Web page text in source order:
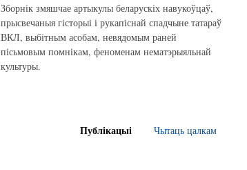
Зборнік змяшчае артыкулы беларускіх навукоўцаў,
прысвечаныя гісторыі і рукапіснай спадчыне татараў
ВКЛ, выбітным асобам, невядомым раней
пісьмовым помнікам, феноменам нематэрыяльнай
культуры.
Публікацыі Чытаць цалкам